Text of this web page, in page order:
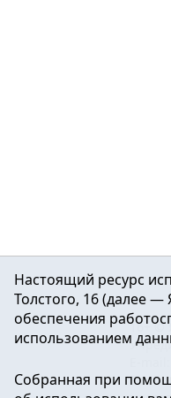
16+ ©
Настоящий ресурс
Толстого, 16 (далее
обеспечения
использованием
Собранная при